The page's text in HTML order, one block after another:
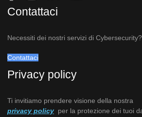
Contattaci
Necessiti dei nostri servizi di Cybersecurity?
Contattaci
Privacy policy
Ti invitiamo prendere visione della nostra
privacy policy per la protezione dei tuoi